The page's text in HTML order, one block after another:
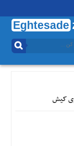
Eghtesade
کیش